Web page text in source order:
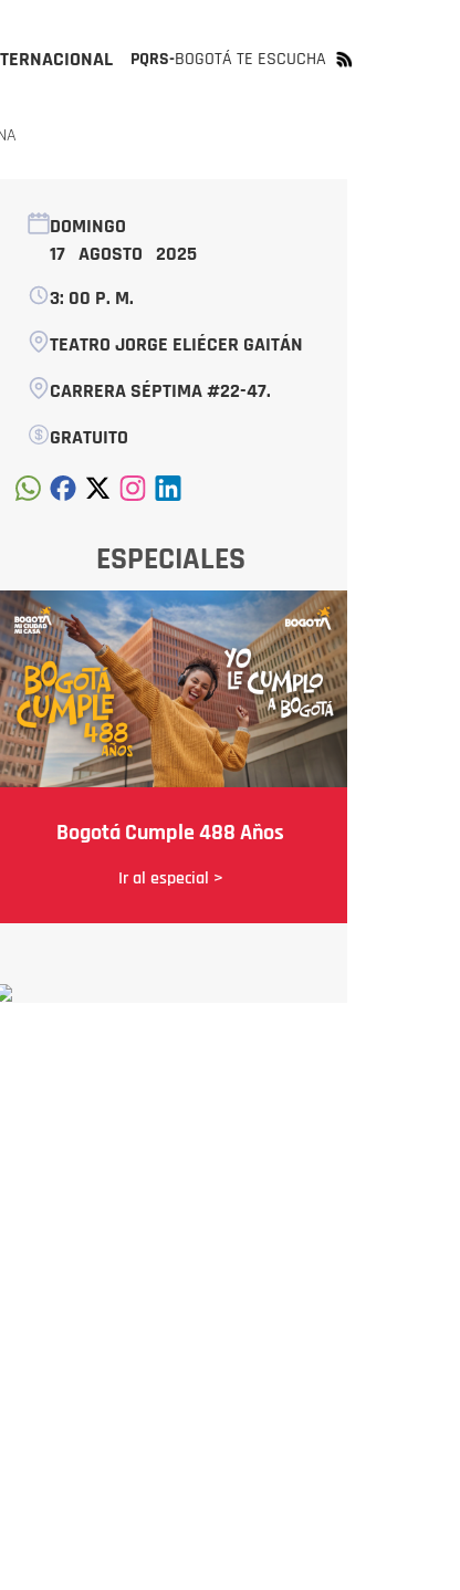
PQRS-BOGOTÁ TE ESCUCHA
DOMINGO
17 AGOSTO 2025
3: 00 P. M.
TEATRO JORGE ELIÉCER GAITÁN
CARRERA SÉPTIMA #22-47.
GRATUITO
ESPECIALES
Bogotá Cumple 488 Años
Ir al especial >